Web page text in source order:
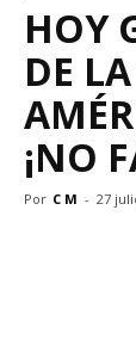
HOY
DE
¡NO
Por C M - 27